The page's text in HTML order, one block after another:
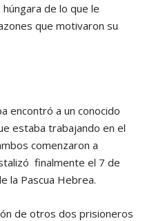
de lo que le
que motivaron su
encontró a un conocido
estaba trabajando en el
comenzaron a
finalmente el 7 de
la Pascua Hebrea.
de otros dos prisioneros